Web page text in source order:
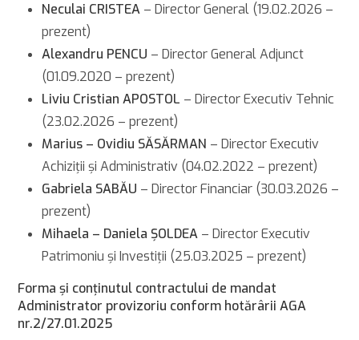
Neculai CRISTEA – Director General (19.02.2026 –
prezent)
Alexandru PENCU – Director General Adjunct
(01.09.2020 – prezent)
Liviu Cristian APOSTOL – Director Executiv Tehnic
(23.02.2026 – prezent)
Marius – Ovidiu SĂSĂRMAN – Director Executiv
Achiziţii şi Administrativ (04.02.2022 – prezent)
Gabriela SABĂU – Director Financiar (30.03.2026 –
prezent)
Mihaela – Daniela ȘOLDEA – Director Executiv
Patrimoniu și Investiții (25.03.2025 – prezent)
Forma şi conţinutul contractului de mandat
Administrator provizoriu conform hotărârii AGA
nr.2/27.01.2025